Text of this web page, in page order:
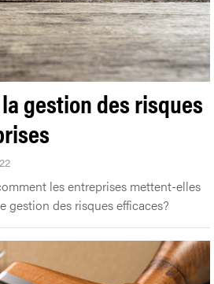
gestion des risques
les entreprises mettent-elles
gestion des risques efficaces?